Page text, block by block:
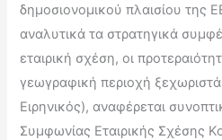
δημοσιονομικού πλαισίου της
αναλυτικά τα στρατηγικά
εταιρική σχέση, οι
γεωγραφική περιοχή
Ειρηνικός), αναφέρεται
Συμφωνίας Εταιρικής Σχέσης